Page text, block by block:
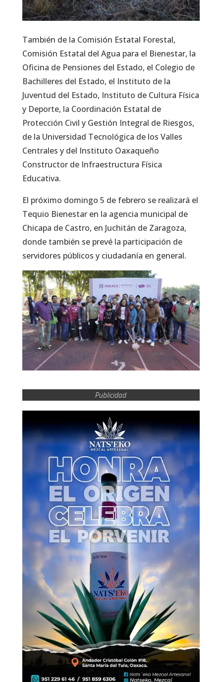
También de la Comisión Estatal Forestal,
Comisión Estatal del Agua para el Bienestar, la
Oficina de Pensiones del Estado, el Colegio de
Bachilleres del Estado, el Instituto de la
Juventud del Estado, Instituto de Cultura Física
y Deporte, la Coordinación Estatal de
Protección Civil y Gestión Integral de Riesgos,
de la Universidad Tecnológica de los Valles
Centrales y del Instituto Oaxaqueño
Constructor de Infraestructura Física
Educativa.
El próximo domingo 5 de febrero se realizará el
Tequio Bienestar en la agencia municipal de
Chicapa de Castro, en Juchitán de Zaragoza,
donde también se prevé la participación de
servidores públicos y ciudadanía en general.
Publicidad